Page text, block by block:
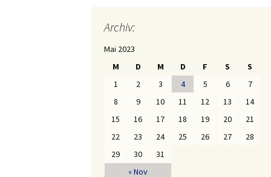
Archiv:
Mai 2023
M
D M D F S S
« Nov
1 2 3 4 5 6
7
8
9 10 11 12 13
14
15
16 17 18 19 20
21
22
23 24 25 26 27
28
29
30 31